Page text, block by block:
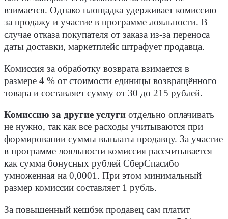
взимается. Однако площадка удерживает комиссию
за продажу и участие в программе лояльности. В
случае отказа покупателя от заказа из-за переноса
даты доставки, маркетплейс штрафует продавца.
Комиссия за обработку возврата взимается в
размере 4 % от стоимости единицы возвращённого
товара и составляет сумму от 30 до 215 рублей.
Комиссию за другие услуги отдельно оплачивать
не нужно, так как все расходы учитываются при
формировании суммы выплаты продавцу. За участие
в программе лояльности комиссия рассчитывается
как сумма бонусных рублей СберСпасибо
умноженная на 0,0001. При этом минимальный
размер комиссии составляет 1 рубль.
За повышенный кешбэк продавец сам платит